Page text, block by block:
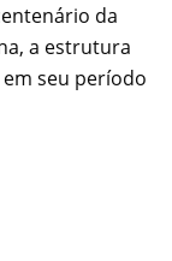
da
a estrutura
seu período